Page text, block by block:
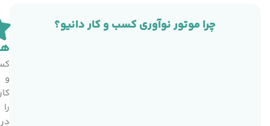
چرا موتور نوآوری کسب و کار دانیو؟
و
را
در